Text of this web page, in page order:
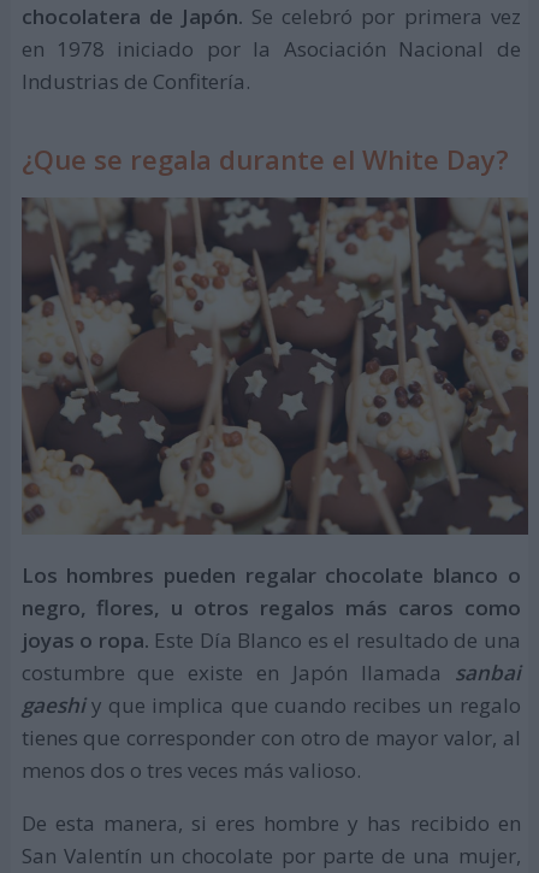
chocolatera de Japón. Se celebró por primera vez
en 1978 iniciado por la Asociación Nacional de
Industrias de Confitería.
¿Que se regala durante el White Day?
Los hombres pueden regalar chocolate blanco o
negro, flores, u otros regalos más caros como
joyas o ropa. Este Día Blanco es el resultado de una
costumbre que existe en Japón llamada sanbai
gaeshiy que implica que cuando recibes un regalo
tienes que corresponder con otro de mayor valor, al
menos dos o tres veces más valioso.
De esta manera, si eres hombre y has recibido en
San Valentín un chocolate por parte de una mujer,